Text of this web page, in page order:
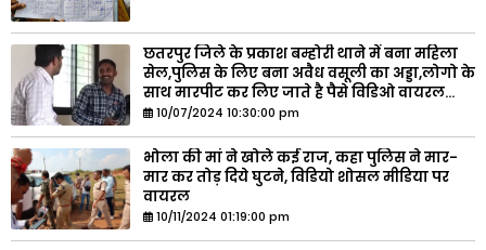
छतरपुर जिले के प्रकाश बम्होरी थाने में बना महिला
सेल,पुलिस के लिए बना अवैध वसूली का अड्डा,लोगो के
साथ मारपीट कर लिए जाते है पैसे विडिओ वायरल...
10/07/2024 10:30:00 pm
भोला की मां ने खोले कई राज, कहा पुलिस ने मार-
मार कर तोड़ दिये घुटने, विडियो शोसल मीडिया पर
वायरल
10/11/2024 01:19:00 pm